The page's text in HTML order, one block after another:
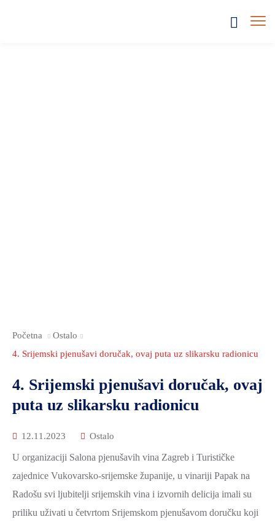
Početna
Ostalo
4. Srijemski pjenušavi doručak, ovaj puta uz slikarsku radionicu
4. Srijemski pjenušavi doručak, ovaj
puta uz slikarsku radionicu
12.11.2023 Ostalo
U organizaciji Salona pjenušavih vina Zagreb i Turističke
zajednice Vukovarsko-srijemske županije, u vinariji Papak na
Radošu svi ljubitelji srijemskih vina i izvornih delicija imali su
priliku uživati u četvrtom Srijemskom pjenušavom doručku koji